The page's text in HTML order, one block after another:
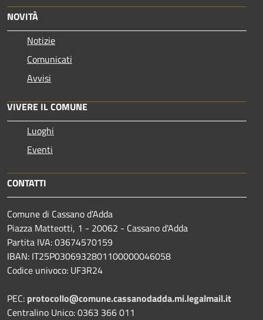
NOVITÀ
Notizie
Comunicati
Avvisi
VIVERE IL COMUNE
Luoghi
Eventi
CONTATTI
Comune di Cassano d'Adda
Piazza Matteotti, 1 - 20062 - Cassano d'Adda
Partita IVA: 03674570159
IBAN: IT25P0306932801100000046058
Codice univoco: UF3R24
PEC: protocollo@comune.cassanodadda.mi.legalmail.it
Centralino Unico: 0363 366 011